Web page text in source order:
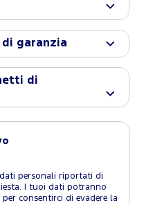
di garanzia
di
personali riportati di
I tuoi dati potranno
consentirci di evadere la